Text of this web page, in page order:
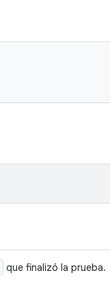
que finalizó la prueba.